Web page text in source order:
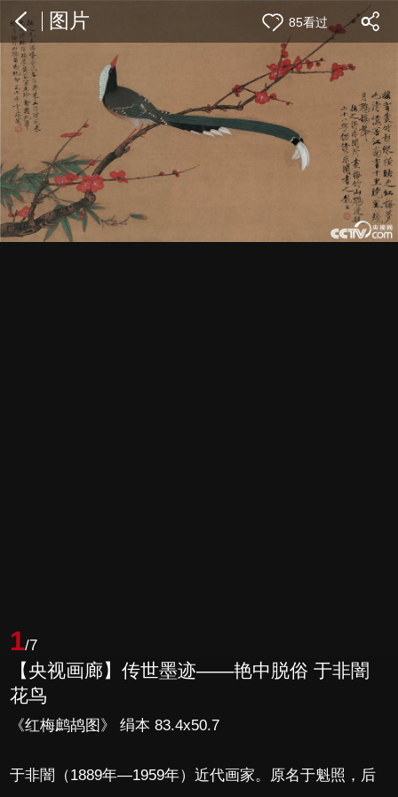
图片 85看过
1/7
【央视画廊】传世墨迹——艳中脱俗 于非闇
花鸟
《红梅鹧鸪图》 绢本 83.4x50.7
于非闇（1889年—1959年）近代画家。原名于魁照，后